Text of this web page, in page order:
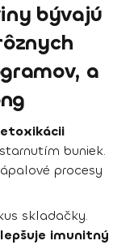
bývajú
a
buniek.
procesy
skladačky.
imunitný